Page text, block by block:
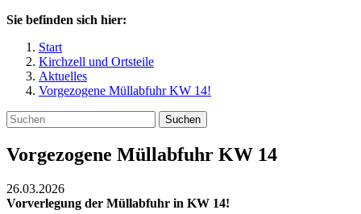
Sie befinden sich hier:
Start
Kirchzell und Ortsteile
Aktuelles
Vorgezogene Müllabfuhr KW 14!
Suchen
Vorgezogene Müllabfuhr KW 14
26.03.2026
Vorverlegung der Müllabfuhr in KW 14!